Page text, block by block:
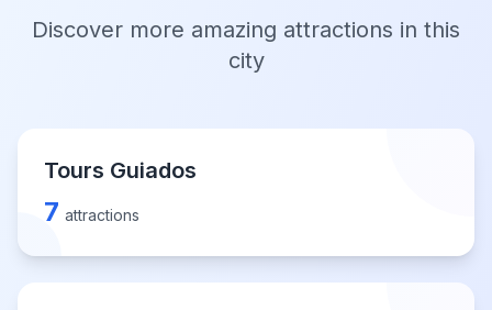
Discover more amazing attractions in this
city
Tours Guiados
7 attractions